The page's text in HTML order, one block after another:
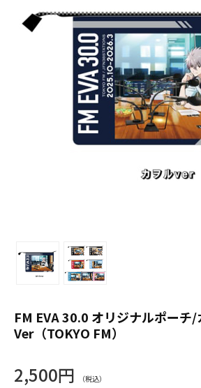
FM EVA 30.0 オリジナルポーチ/
Ver（TOKYO FM）
2,500円